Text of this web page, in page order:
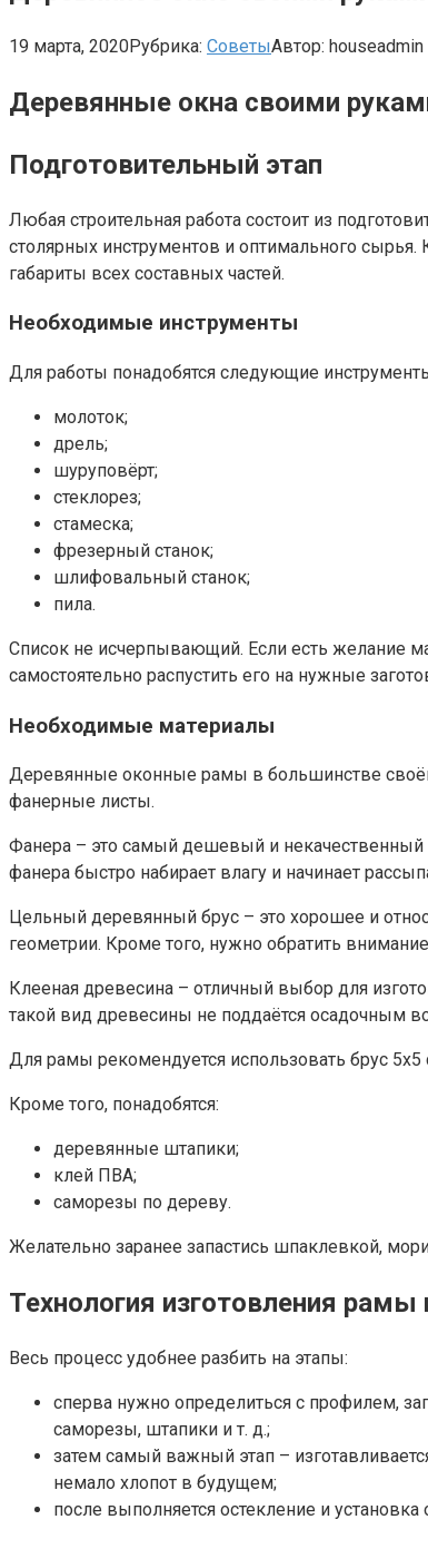
19 марта, 2020Рубрика: СоветыАвтор: houseadmin
Деревянные окна своими
Подготовительный этап
Любая строительная работа состоит из
столярных инструментов и оптимального
габариты всех составных частей.
Необходимые инструменты
Для работы понадобятся следующие
молоток;
дрель;
шуруповёрт;
стеклорез;
стамеска;
фрезерный станок;
шлифовальный станок;
пила.
Список не исчерпывающий. Если есть желание
самостоятельно распустить его на нужные
Необходимые материалы
Деревянные оконные рамы в большинстве
фанерные листы.
Фанера – это самый дешевый и некачественный
фанера быстро набирает влагу и начинает
Цельный деревянный брус – это хорошее и
геометрии. Кроме того, нужно обратить
Клееная древесина – отличный выбор для
такой вид древесины не поддаётся осадочным
Для рамы рекомендуется использовать брус 5х5
Кроме того, понадобятся:
деревянные штапики;
клей ПВА;
саморезы по дереву.
Желательно заранее запастись шпаклевкой,
Технология изготовления рамы
Весь процесс удобнее разбить на этапы:
сперва нужно определиться с профилем,
саморезы, штапики и т. д.;
затем самый важный этап –
немало хлопот в будущем;
после выполняется остекление и установка